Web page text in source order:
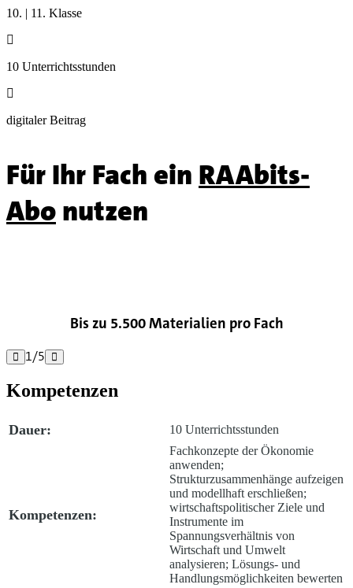
10. | 11. Klasse

10 Unterrichtsstunden

digitaler Beitrag
Für Ihr Fach ein RAAbits-
Abonutzen
Bis zu 5.500 Materialien pro Fach
 1/5 
Kompetenzen
Dauer: 10 Unterrichtsstunden
Kompetenzen:
Fachkonzepte der Ökonomie
anwenden;
Strukturzusammenhänge aufzeigen
und modellhaft erschließen;
wirtschaftspolitischer Ziele und
Instrumente im
Spannungsverhältnis von
Wirtschaft und Umwelt
analysieren; Lösungs- und
Handlungsmöglichkeiten bewerten